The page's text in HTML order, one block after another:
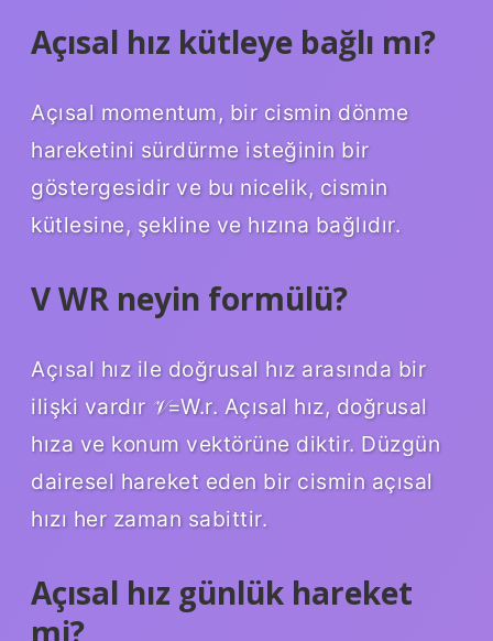
Açısal hız kütleye bağlı mı?
Açısal momentum, bir cismin dönme
hareketini sürdürme isteğinin bir
göstergesidir ve bu nicelik, cismin
kütlesine, şekline ve hızına bağlıdır.
V WR neyin formülü?
Açısal hız ile doğrusal hız arasında bir
ilişki vardır 𝒱=W.r. Açısal hız, doğrusal
hıza ve konum vektörüne diktir. Düzgün
dairesel hareket eden bir cismin açısal
hızı her zaman sabittir.
Açısal hız günlük hareket
mi?